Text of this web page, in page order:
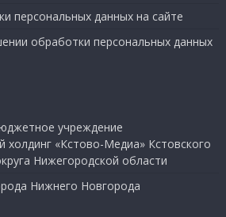
персональных данных на сайте
обработки персональных данных
учреждение
«Кстово-Медиа» Кстовского
Нижегородской области
Нижнего Новгорода